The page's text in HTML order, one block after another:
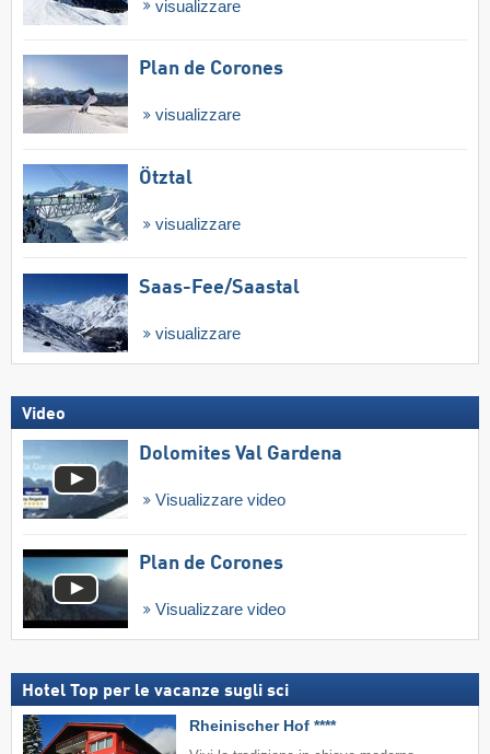
visualizzare
Plan de Corones
visualizzare
Ötztal
visualizzare
Saas-Fee/​Saastal
visualizzare
Video
Dolomites Val Gardena
Visualizzare video
Plan de Corones
Visualizzare video
Hotel Top per le vacanze sugli sci
Rheinischer Hof ****